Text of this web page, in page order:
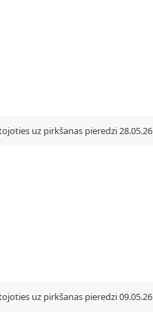
uz pirkšanas pieredzi 28.05.26
uz pirkšanas pieredzi 09.05.26